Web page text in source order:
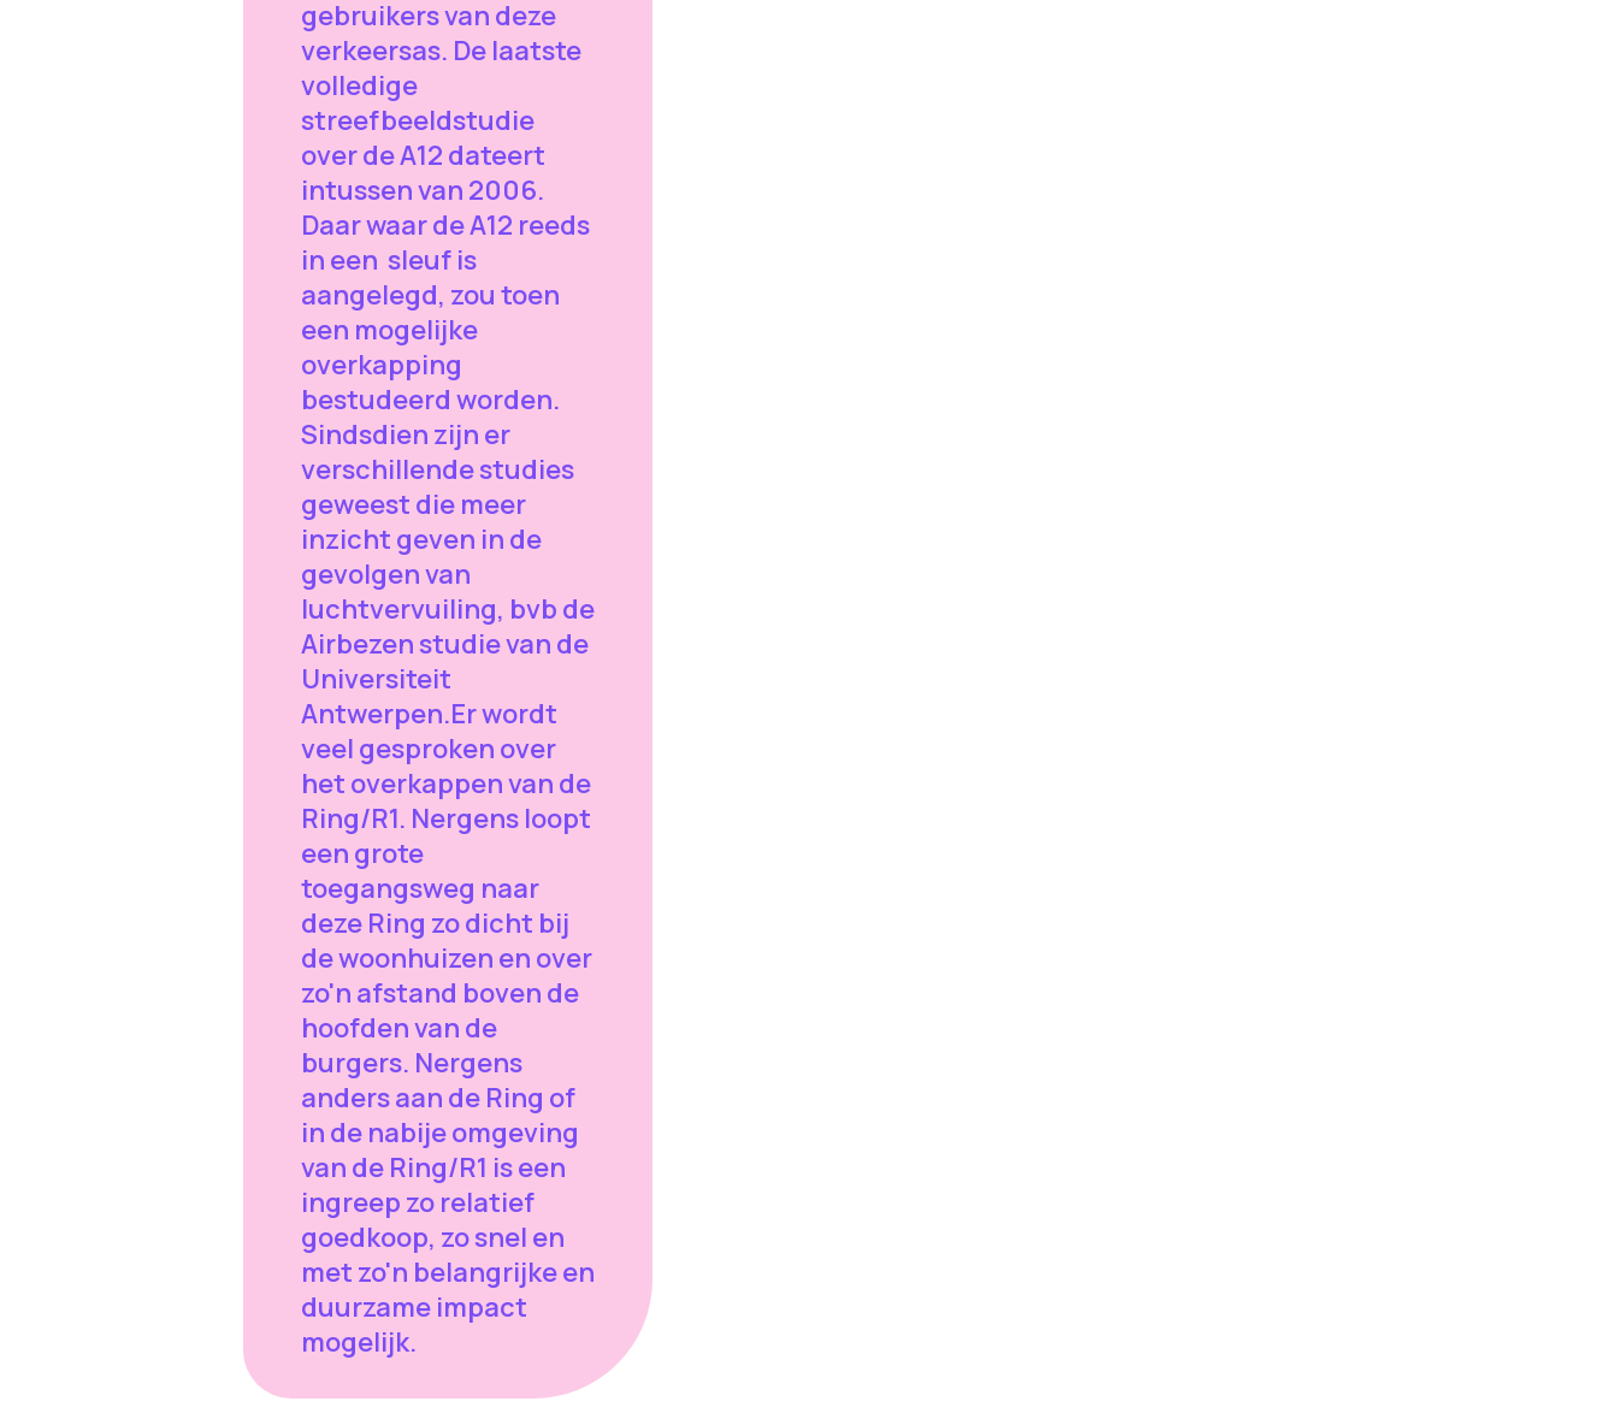
gebruikers van deze
verkeersas. De laatste
volledige
streefbeeldstudie
over de A12 dateert
intussen van 2006.
Daar waar de A12 reeds
in een sleuf is
aangelegd, zou toen
een mogelijke
overkapping
bestudeerd worden.
Sindsdien zijn er
verschillende studies
geweest die meer
inzicht geven in de
gevolgen van
luchtvervuiling, bvb de
Airbezen studie van de
Universiteit
Antwerpen.Er wordt
veel gesproken over
het overkappen van de
Ring/R1. Nergens loopt
een grote
toegangsweg naar
deze Ring zo dicht bij
de woonhuizen en over
zo'n afstand boven de
hoofden van de
burgers. Nergens
anders aan de Ring of
in de nabije omgeving
van de Ring/R1 is een
ingreep zo relatief
goedkoop, zo snel en
met zo'n belangrijke en
duurzame impact
mogelijk.